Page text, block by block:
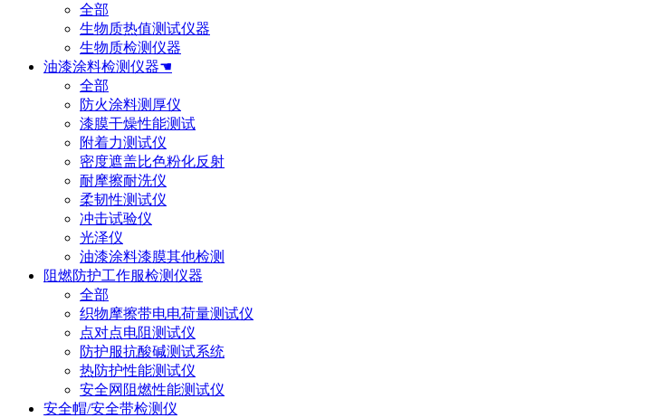
全部
生物质热值测试仪器
生物质检测仪器
油漆涂料检测仪器☚
全部
防火涂料测厚仪
漆膜干燥性能测试
附着力测试仪
密度遮盖比色粉化反射
耐摩擦耐洗仪
柔韧性测试仪
冲击试验仪
光泽仪
油漆涂料漆膜其他检测
阻燃防护工作服检测仪器
全部
织物摩擦带电电荷量测试仪
点对点电阻测试仪
防护服抗酸碱测试系统
热防护性能测试仪
安全网阻燃性能测试仪
安全帽/安全带检测仪